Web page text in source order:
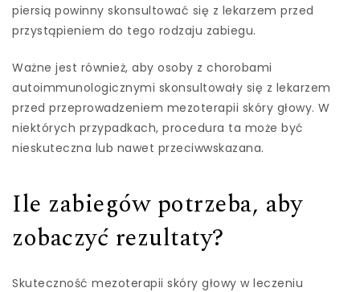
piersią powinny skonsultować się z lekarzem przed
przystąpieniem do tego rodzaju zabiegu.
Ważne jest również, aby osoby z chorobami
autoimmunologicznymi skonsultowały się z lekarzem
przed przeprowadzeniem mezoterapii skóry głowy. W
niektórych przypadkach, procedura ta może być
nieskuteczna lub nawet przeciwwskazana.
Ile zabiegów potrzeba, aby
zobaczyć rezultaty?
Skuteczność mezoterapii skóry głowy w leczeniu